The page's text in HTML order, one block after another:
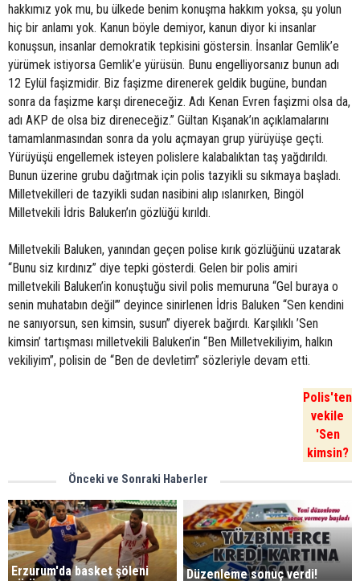
hakkımız yok mu, bu ülkede benim konuşma hakkım yoksa, şu yolun
hiç bir anlamı yok. Kanun böyle demiyor, kanun diyor ki insanlar
konuşsun, insanlar demokratik tepkisini göstersin. İnsanlar Gemlik’e
yürümek istiyorsa Gemlik’e yürüsün. Bunu engelliyorsanız bunun adı
12 Eylül faşizmidir. Biz faşizme direnerek geldik bugüne, bundan
sonra da faşizme karşı direneceğiz. Adı Kenan Evren faşizmi olsa da,
adı AKP de olsa biz direneceğiz.” Gültan Kışanak’ın açıklamalarını
tamamlanmasından sonra da yolu açmayan grup yürüyüşe geçti.
Yürüyüşü engellemek isteyen polislere kalabalıktan taş yağdırıldı.
Bunun üzerine grubu dağıtmak için polis tazyikli su sıkmaya başladı.
Milletvekilleri de tazyikli sudan nasibini alıp ıslanırken, Bingöl
Milletvekili İdris Baluken’ın gözlüğü kırıldı.
Milletvekili Baluken, yanından geçen polise kırık gözlüğünü uzatarak
“Bunu siz kırdınız” diye tepki gösterdi. Gelen bir polis amiri
milletvekili Baluken’in konuştuğu sivil polis memuruna “Gel buraya o
senin muhatabın değil’” deyince sinirlenen İdris Baluken “Sen kendini
ne sanıyorsun, sen kimsin, susun” diyerek bağırdı. Karşılıklı ’Sen
kimsin’ tartışması milletvekili Baluken’in “Ben Milletvekiliyim, halkın
vekiliyim”, polisin de “Ben de devletim” sözleriyle devam etti.
Polis'ten
vekile
'Sen
kimsin?
Önceki ve Sonraki Haberler
Erzurum'da basket şöleni
Düzenleme sonuç verdi!